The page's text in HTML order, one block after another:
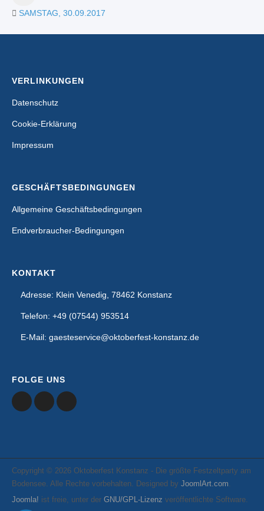
SAMSTAG, 30.09.2017
VERLINKUNGEN
Datenschutz
Cookie-Erklärung
Impressum
GESCHÄFTSBEDINGUNGEN
Allgemeine Geschäftsbedingungen
Endverbraucher-Bedingungen
KONTAKT
Adresse: Klein Venedig, 78462 Konstanz
Telefon: +49 (07544) 953514
E-Mail: gaesteservice@oktoberfest-konstanz.de
FOLGE UNS
Copyright © 2026 Oktoberfest Konstanz - Die größte Festzeltparty am
Bodensee. Alle Rechte vorbehalten. Designed by JoomlArt.com.
Joomla! ist freie, unter der GNU/GPL-Lizenz veröffentlichte Software.